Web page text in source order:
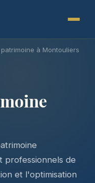
à Montouliers
professionnels de
et l'optimisation